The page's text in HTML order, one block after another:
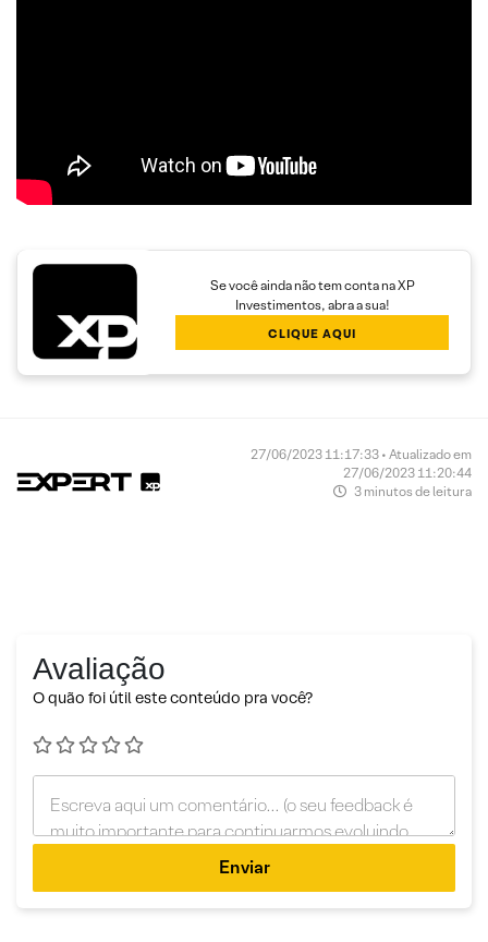
Se você ainda não tem conta na XP
Investimentos, abra a sua!
CLIQUE AQUI
27/06/2023 11:17:33 • Atualizado em
27/06/2023 11:20:44
3 minutos de leitura
Avaliação
O quão foi útil este conteúdo pra você?
Enviar